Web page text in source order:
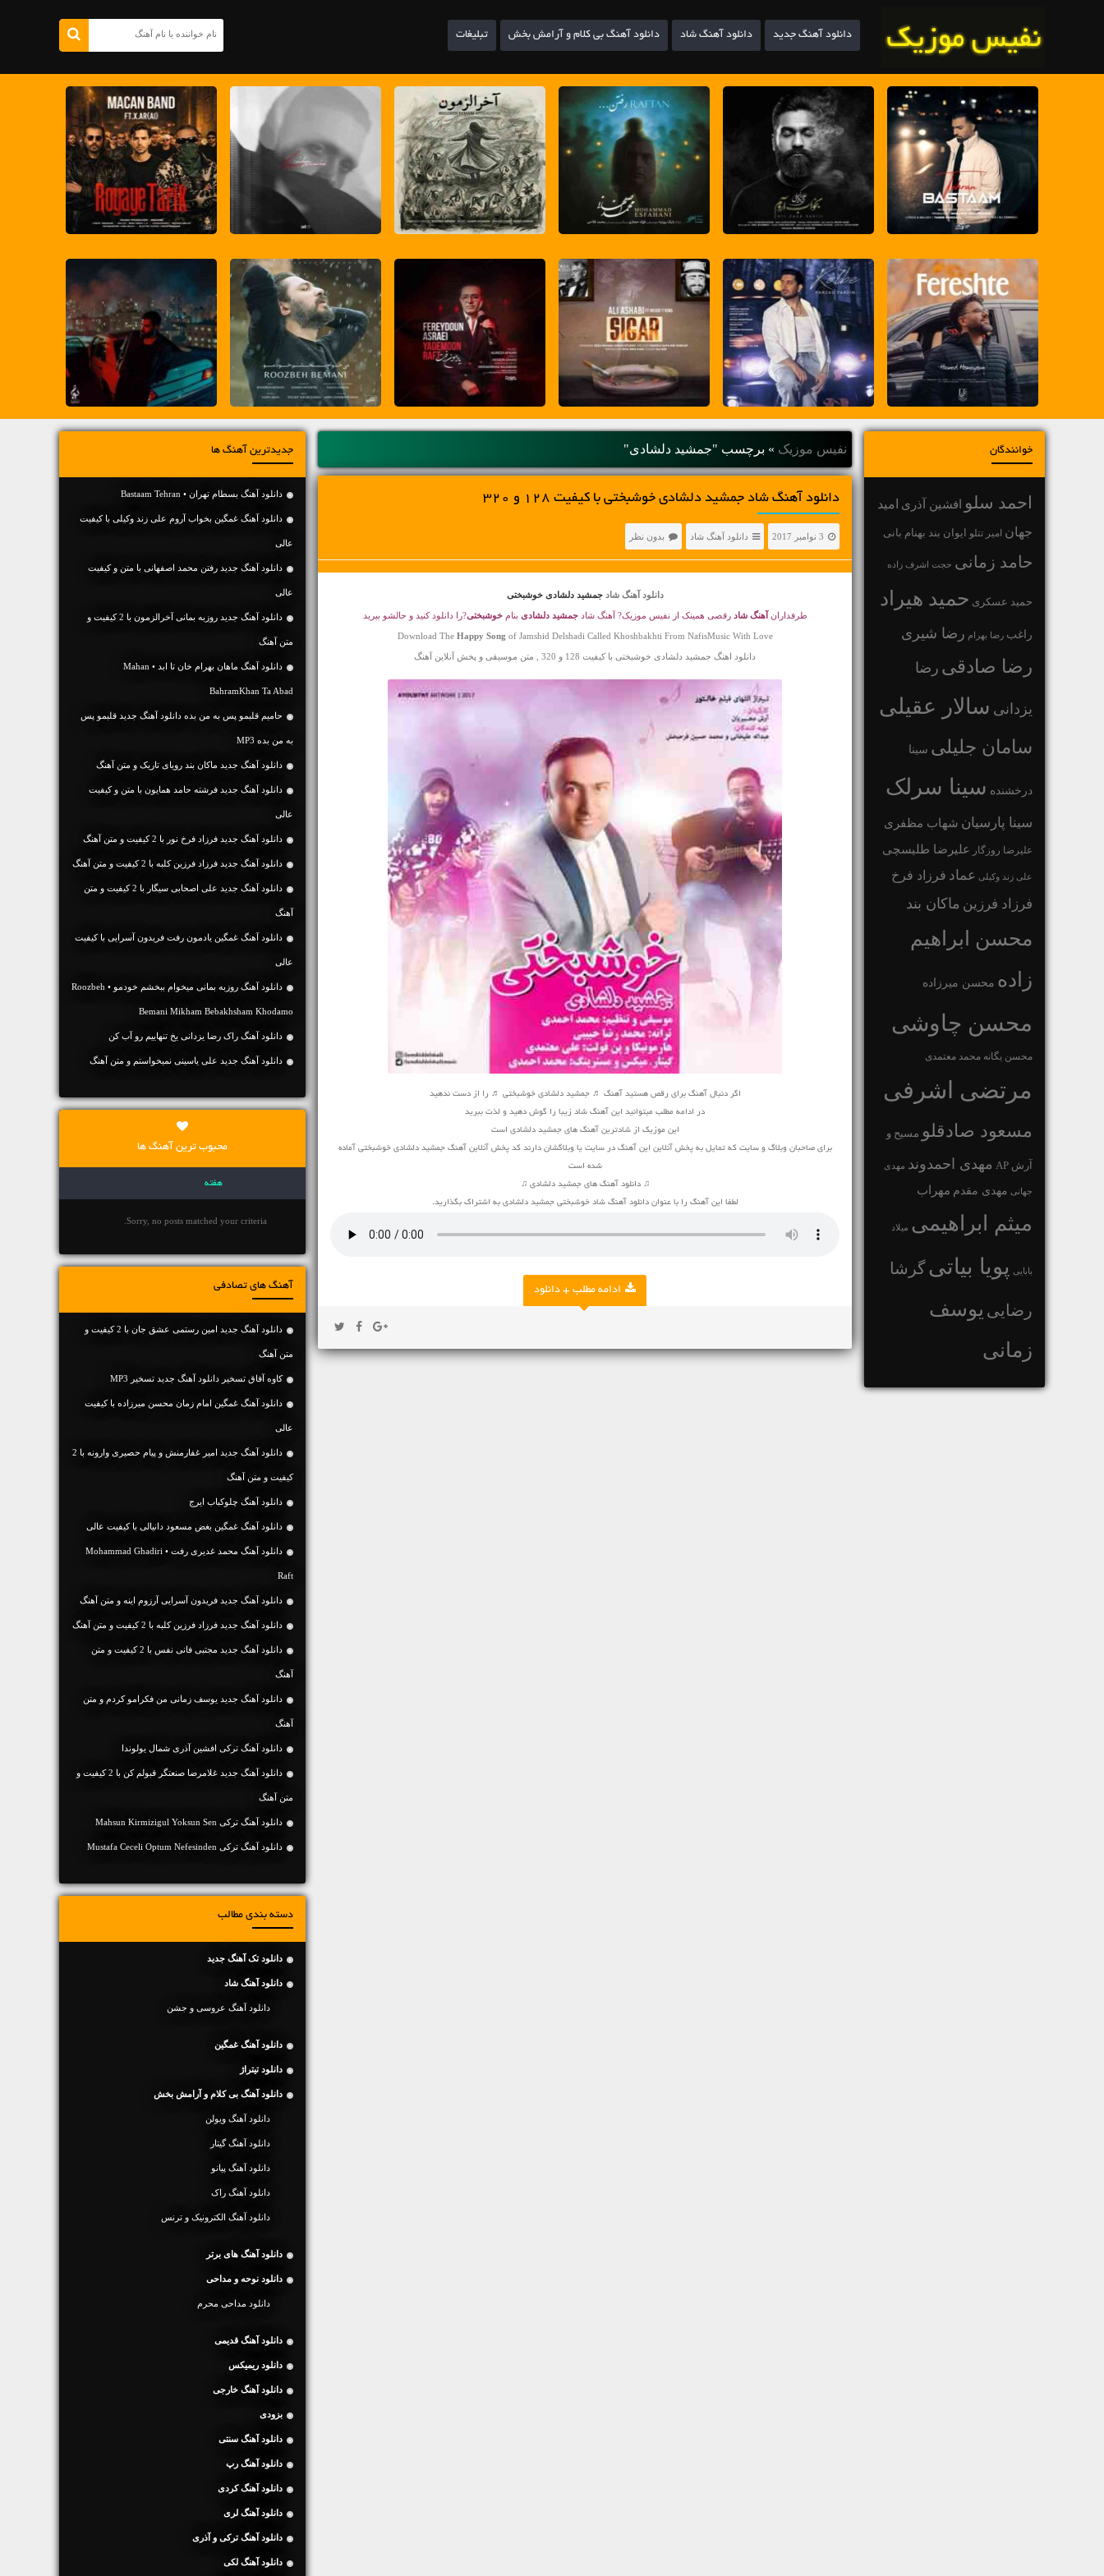
دانلود آهنگ جدید دانلود آهنگ شاد دانلود آهنگ بی کلام و آرامش بخش تبلیغات
خوانندگان
احمد سلو افشین آذری امید
جهان امیر تتلو ایوان بند بهنام بانی
حامد زمانی حجت اشرف زاده
حمید عسکری حمید هیراد
راغب رضا بهرام رضا شیری
رضا صادقی رضا
یزدانی سالار عقیلی
سامان جلیلی سینا
درخشنده سینا سرلک
سینا پارسیان شهاب مظفری
علیرضا روزگار علیرضا طلیسچی
علی زند وکیلی عماد فرزاد فرخ
فرزاد فرزین ماکان بند
محسن ابراهیم
زاده محسن میرزاده
محسن چاوشی
محسن یگانه محمد معتمدی
مرتضی اشرفی
مسعود صادقلو مسیح و
آرش AP مهدی احمدوند مهدی
جهانی مهدی مقدم مهراب
میثم ابراهیمی میلاد
بابایی پویا بیاتیگرشا
رضایی یوسف
زمانی
نفیس موزیک » برچسب "جمشید دلشادی"
دانلود آهنگ شاد جمشید دلشادی خوشبختی با کیفیت 128 و 320
3 نوامبر 2017 دانلود آهنگ شاد بدون نظر
دانلود آهنگ شاد جمشید دلشادی خوشبختی
طرفدارانآهنگ شاد رقصی همینک از نفیس موزیک? آهنگ شادجمشید دلشادی بنامخوشبختی?را دانلود کنید و حالشو ببرید
Download The Happy Song of Jamshid Delshadi Called Khoshbakhti From NafisMusic With Love
دانلود اهنگ جمشید دلشادی خوشبختی با کیفیت 128 و 320 , متن موسیقی و پخش آنلاین آهنگ
اگر دنبال آهنگ برای رقص هستید آهنگ ♬ جمشید دلشادی خوشبختی ♬ را از دست ندهید
در ادامه مطلب میتوانید این آهنگ شاد زیبا را گوش دهید و لذت ببرید
این موزیک از شادترین آهنگ های جمشید دلشادی است
برای صاحبان وبلاگ و سایت که تمایل به پخش آنلاین این آهنگ در سایت یا وبلاگشان دارند کد پخش آنلاین آهنگ جمشید دلشادی خوشبختی آماده
شده است
♫ دانلود آهنگ های جمشید دلشادی ♫
لطفا این آهنگ را با عنوان دانلود آهنگ شاد خوشبختی جمشید دلشادی به اشتراک بگذارید.
ادامه مطلب + دانلود
جدیدترین آهنگ ها
دانلود آهنگ بسطام تهران • Bastaam Tehran
دانلود آهنگ غمگین بخواب آروم علی زند وکیلی با کیفیت
عالی
دانلود آهنگ جديد رفتن محمد اصفهانی با متن و کیفیت
عالی
دانلود آهنگ جديد روزبه بمانی آخرالزمون با 2 کیفیت و
متن آهنگ
دانلود آهنگ ماهان بهرام خان تا ابد • Mahan
BahramKhan Ta Abad
حامیم قلبمو پس به من بده دانلود آهنگ جدید قلبمو پس
به من بده MP3
دانلود آهنگ جديد ماکان بند رویای تاریک و متن آهنگ
دانلود آهنگ جديد فرشته حامد همایون با متن و کیفیت
عالی
دانلود آهنگ جديد فرزاد فرخ نور با 2 کیفیت و متن آهنگ
دانلود آهنگ جديد فرزاد فرزین کلبه با 2 کیفیت و متن آهنگ
دانلود آهنگ جديد علی اصحابی سیگار با 2 کیفیت و متن
آهنگ
دانلود آهنگ غمگین یادمون رفت فریدون آسرایی با کیفیت
عالی
دانلود آهنگ روزبه بمانی میخوام ببخشم خودمو • Roozbeh
Bemani Mikham Bebakhsham Khodamo
دانلود آهنگ راک رضا یزدانی یخ تنهاییم رو آب کن
دانلود آهنگ جديد علی یاسینی نمیخواستم و متن آهنگ
محبوب ترین آهنگ ها
هفته
Sorry, no posts matched your criteria.
آهنگ های تصادفی
دانلود آهنگ جديد امین رستمی عشق جان با 2 کیفیت و
متن آهنگ
کاوه آفاق تسخیر دانلود آهنگ جدید تسخیر MP3
دانلود آهنگ غمگین امام زمان محسن میرزاده با کیفیت
عالی
دانلود آهنگ جديد امیر غفارمنش و پیام حصیری وارونه با 2
کیفیت و متن آهنگ
دانلود آهنگ چلوکباب ایرج
دانلود آهنگ غمگین بغض مسعود دانیالی با کیفیت عالی
دانلود آهنگ محمد غدیری رفت • Mohammad Ghadiri
Raft
دانلود آهنگ جديد فریدون آسرایی آرزوم اینه و متن آهنگ
دانلود آهنگ جديد فرزاد فرزین کلبه با 2 کیفیت و متن آهنگ
دانلود آهنگ جديد مجتبی فانی نفس با 2 کیفیت و متن
آهنگ
دانلود آهنگ جديد یوسف زمانی من فکرامو کردم و متن
آهنگ
دانلود آهنگ ترکی افشین آذری شمال یولوندا
دانلود آهنگ جديد غلامرضا صنعتگر قبولم کن با 2 کیفیت و
متن آهنگ
دانلود آهنگ ترکی Mahsun Kirmizigul Yoksun Sen
دانلود آهنگ ترکی Mustafa Ceceli Optum Nefesinden
دسته بندی مطالب
دانلود تک آهنگ جدید
دانلود آهنگ شاد
دانلود آهنگ عروسی و جشن
دانلود آهنگ غمگین
دانلود تیتراژ
دانلود آهنگ بی کلام و آرامش بخش
دانلود آهنگ ویولن
دانلود آهنگ گیتار
دانلود آهنگ پیانو
دانلود آهنگ راک
دانلود آهنگ الکترونیک و ترنس
دانلود آهنگ های برتر
دانلود نوحه و مداحی
دانلود مداحی محرم
دانلود آهنگ قدیمی
دانلود ریمیکس
دانلود آهنگ خارجی
بزودی
دانلود آهنگ سنتی
دانلود آهنگ رپ
دانلود آهنگ کردی
دانلود آهنگ لری
دانلود آهنگ ترکی و آذری
دانلود آهنگ لکی